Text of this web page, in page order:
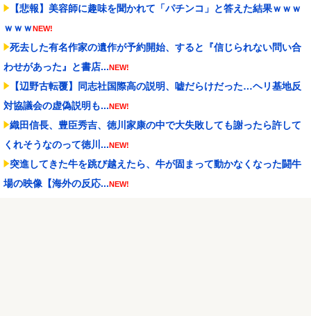
【悲報】美容師に趣味を聞かれて「パチンコ」と答えた結果ｗｗｗ
ｗｗｗNEW!
死去した有名作家の遺作が予約開始、すると『信じられない問い合
わせがあった』と書店...NEW!
【辺野古転覆】同志社国際高の説明、嘘だらけだった…ヘリ基地反
対協議会の虚偽説明も...NEW!
織田信長、豊臣秀吉、徳川家康の中で大失敗しても謝ったら許して
くれそうなのって徳川...NEW!
突進してきた牛を跳び越えたら、牛が固まって動かなくなった闘牛
場の映像【海外の反応...NEW!